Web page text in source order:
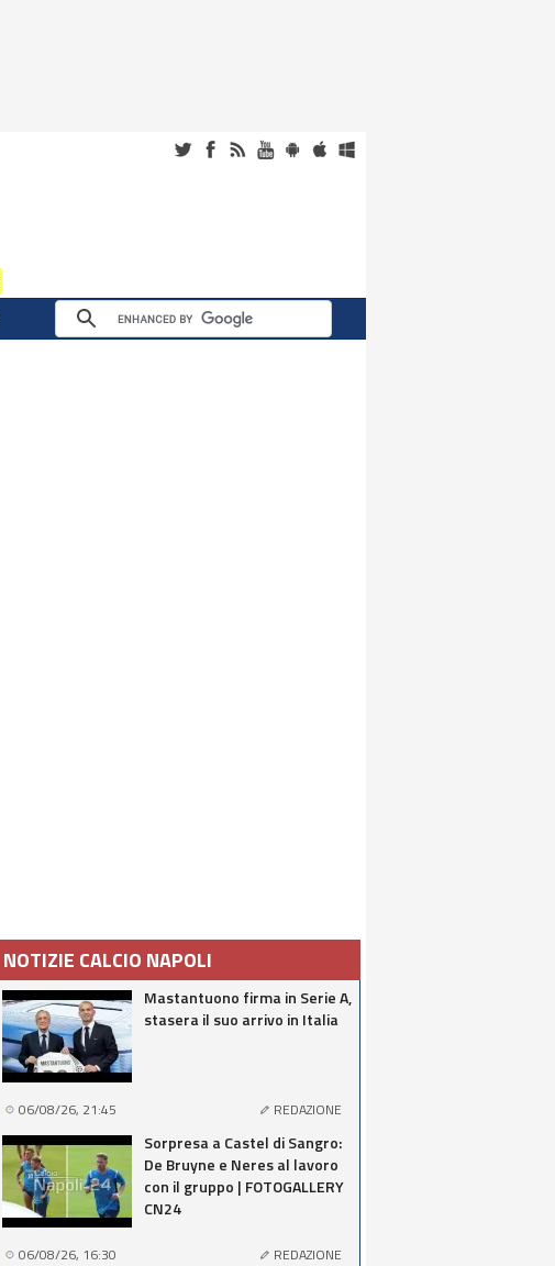
NOTIZIE CALCIO NAPOLI
Mastantuono firma in Serie A,
stasera il suo arrivo in Italia
06/08/26, 21:45 REDAZIONE
Sorpresa a Castel di Sangro:
De Bruyne e Neres al lavoro
con il gruppo | FOTOGALLERY
CN24
06/08/26, 16:30 REDAZIONE